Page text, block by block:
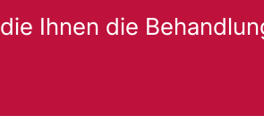
die Ihnen die